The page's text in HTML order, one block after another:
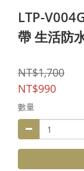
LTP-
帶 生活防
NT$1,700
NT$990
數量